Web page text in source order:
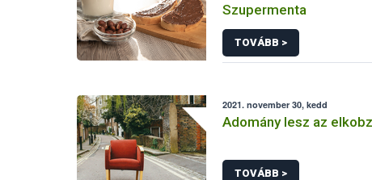
Szupermenta
TOVÁBB >
2021. november 30, kedd
Adomány lesz az
TOVÁBB >